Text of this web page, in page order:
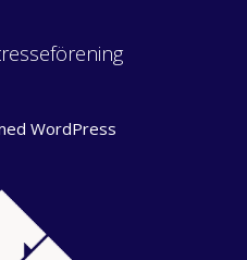
WordPress